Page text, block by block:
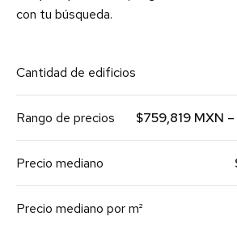
con tu búsqueda.
Cantidad de edificios
Rango de precios $759,819 MXN
Precio mediano
Precio mediano por m²